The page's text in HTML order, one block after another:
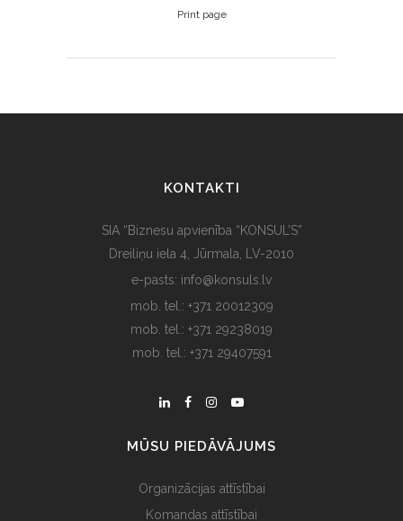
Print page
KONTAKTI
SIA “Biznesu apvienība “KONSUL’S”
Dreiliņu iela 4, Jūrmala, LV-2010
e-pasts: info@konsuls.lv
mob. tel.: +371 20012309
mob. tel.: +371 29238019
mob. tel.: +371 29407591
MŪSU PIEDĀVĀJUMS
Organizācijas attīstībai
Komandas attīstībai